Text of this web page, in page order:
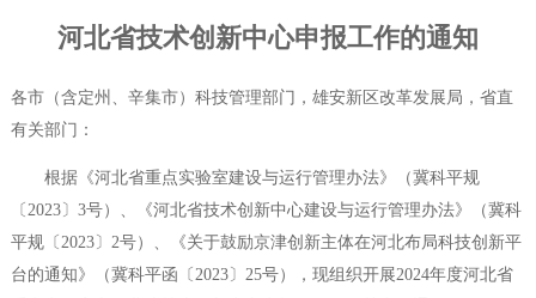
河北省技术创新中心申报工作的通知
各市（含定州、辛集市）科技管理部门，雄安新区改革发展局，省直
有关部门：
根据《河北省重点实验室建设与运行管理办法》（冀科平规
〔2023〕3号）、《河北省技术创新中心建设与运行管理办法》（冀科
平规〔2023〕2号）、《关于鼓励京津创新主体在河北布局科技创新平
台的通知》（冀科平函〔2023〕25号），现组织开展2024年度河北省